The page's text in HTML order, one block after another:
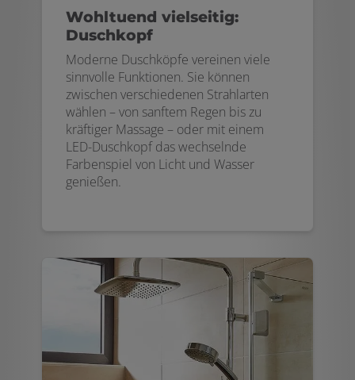
Wohltuend vielseitig:
Duschkopf
Moderne Duschköpfe vereinen viele
sinnvolle Funktionen. Sie können
zwischen verschiedenen Strahlarten
wählen – von sanftem Regen bis zu
kräftiger Massage – oder mit einem
LED-Duschkopf das wechselnde
Farbenspiel von Licht und Wasser
genießen.